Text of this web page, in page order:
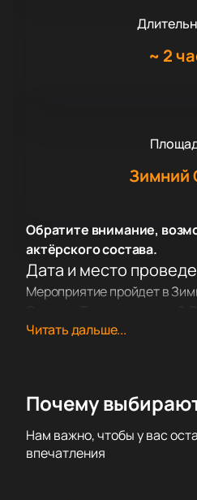
~ 2
Зимний
Обратите внимание,
актёрского состава.
Дата и место
Мероприятие пройдет в
«Спартак» под
Балет Арама Хачатуряна
древнеримской истории I
Сюжет рассказывает о
Читать дальше...
Почему
Нам важно, чтобы у вас
впечатления